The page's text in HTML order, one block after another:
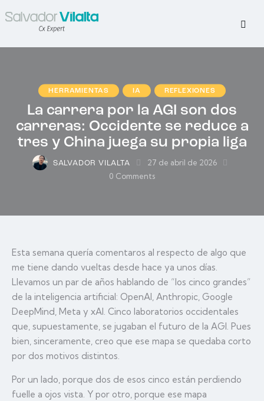
HERRAMIENTAS IA REFLEXIONES
La carrera por la AGI son dos
carreras: Occidente se reduce a
tres y China juega su propia liga
SALVADOR VILALTA
27 de abril de 2026
0 Comments
Esta semana quería comentaros al respecto de algo que
me tiene dando vueltas desde hace ya unos días.
Llevamos un par de años hablando de “los cinco grandes”
de la inteligencia artificial: OpenAI, Anthropic, Google
DeepMind, Meta y xAI. Cinco laboratorios occidentales
que, supuestamente, se jugaban el futuro de la AGI. Pues
bien, sinceramente, creo que ese mapa se quedaba corto
por dos motivos distintos.
Por un lado, porque dos de esos cinco están perdiendo
fuelle a ojos vista. Y por otro, porque ese mapa